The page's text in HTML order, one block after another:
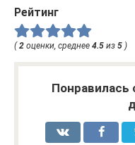
Рейтинг
(2 оценки, среднее 4.5 из 5 )
Понравилась